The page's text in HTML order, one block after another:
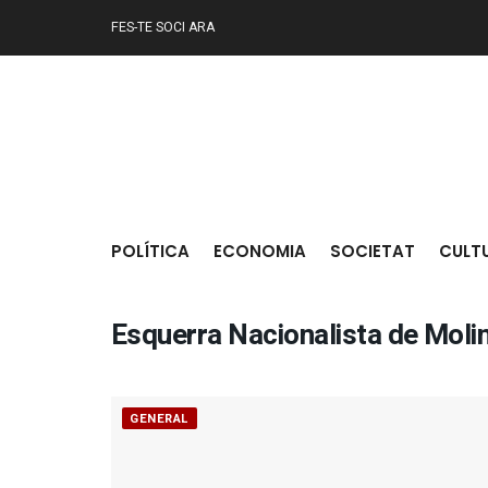
FES-TE SOCI ARA
POLÍTICA ECONOMIA SOCIETAT
Esquerra Nacionalista de
GENERAL